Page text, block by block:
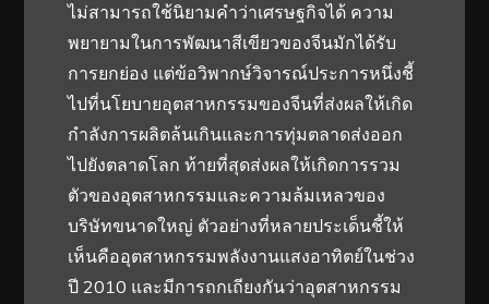
ไม่สามารถใช้นิยามคำว่าเศรษฐกิจได้ ความ
พยายามในการพัฒนาสีเขียวของจีนมักได้รับ
การยกย่อง แต่ข้อวิพากษ์วิจารณ์ประการหนึ่งชี้
ไปที่นโยบายอุตสาหกรรมของจีนที่ส่งผลให้เกิด
กำลังการผลิตล้นเกินและการทุ่มตลาดส่งออก
ไปยังตลาดโลก ท้ายที่สุดส่งผลให้เกิดการรวม
ตัวของอุตสาหกรรมและความล้มเหลวของ
บริษัทขนาดใหญ่ ตัวอย่างที่หลายประเด็นชี้ให้
เห็นคืออุตสาหกรรมพลังงานแสงอาทิตย์ในช่วง
ปี 2010 และมีการถกเถียงกันว่าอุตสาหกรรม